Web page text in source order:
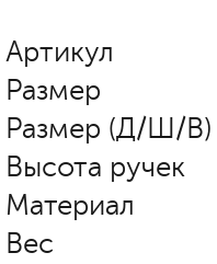
Артикул
Размер
Размер (Д/Ш/В)
Высота ручек
Материал
Вес